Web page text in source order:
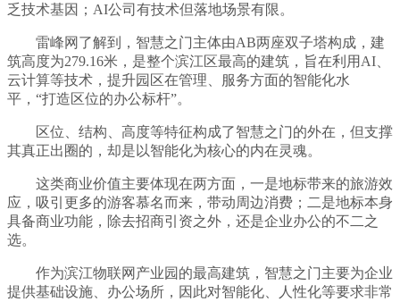
乏技术基因；AI公司有技术但落地场景有限。
雷峰网了解到，智慧之门主体由AB两座双子塔构成，建
筑高度为279.16米，是整个滨江区最高的建筑，旨在利用AI、
云计算等技术，提升园区在管理、服务方面的智能化水
平，“打造区位的办公标杆”。
区位、结构、高度等特征构成了智慧之门的外在，但支撑
其真正出圈的，却是以智能化为核心的内在灵魂。
这类商业价值主要体现在两方面，一是地标带来的旅游效
应，吸引更多的游客慕名而来，带动周边消费；二是地标本身
具备商业功能，除去招商引资之外，还是企业办公的不二之
选。
作为滨江物联网产业园的最高建筑，智慧之门主要为企业
提供基础设施、办公场所，因此对智能化、人性化等要求非常